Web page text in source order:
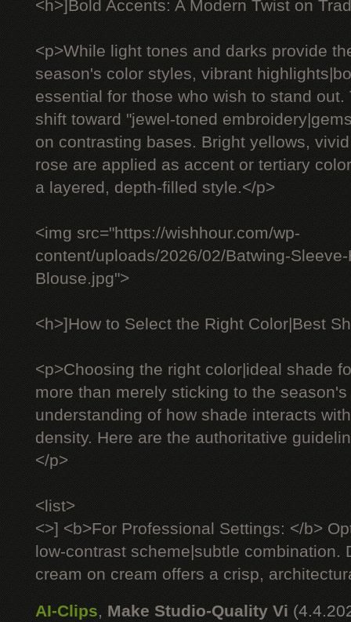
<h>]Bold Accents: A Modern Twist on
<p>While light tones and darks provide
season's color styles, vibrant
essential for those who wish to stand
shift toward "jewel-toned
on contrasting bases. Bright yellows,
rose are applied as accent or tertiary
a layered, depth-filled style.</p>
<img src="https://wishhour.com/wp-
content/uploads/2026/02/Batwing-
Blouse.jpg">
<h>]How to Select the Right Color|Best
<p>Choosing the right color|ideal shade
more than merely sticking to the
understanding of how shade interacts
density. Here are the authoritative
</p>
<list>
<>] <b>For Professional Settings: </b>
low-contrast scheme|subtle combination.
cream on cream offers a crisp,
AI-Clips, Make Studio-Quality Vi